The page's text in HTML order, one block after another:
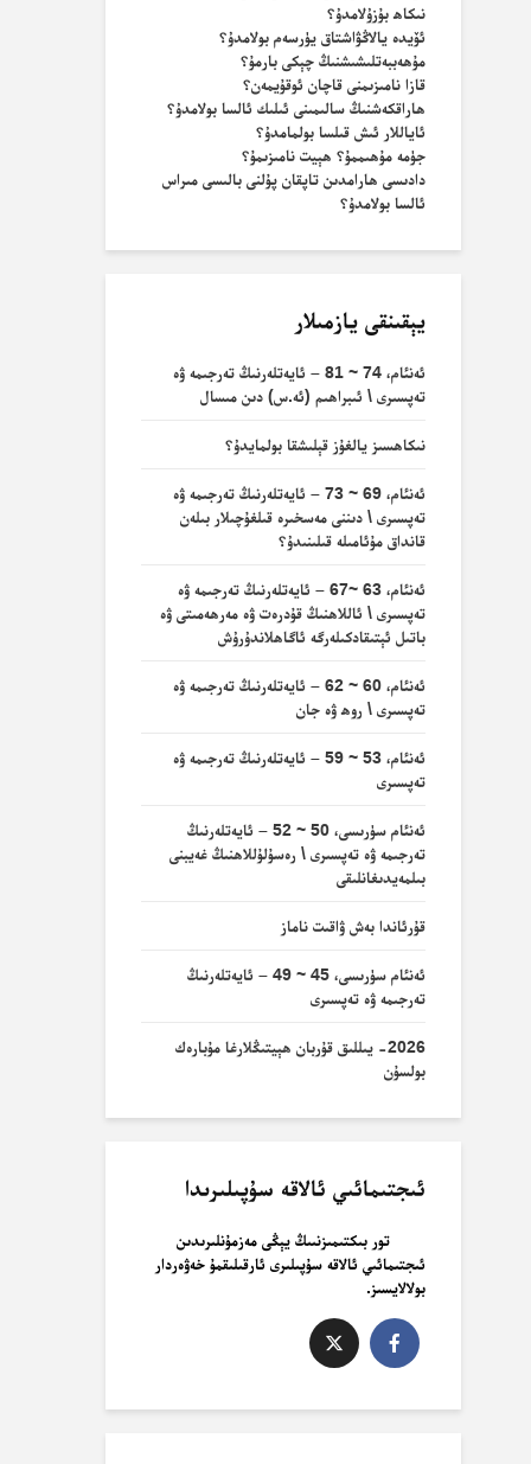
نىكاھ بۇزۇلامدۇ؟
ئۆيدە يالاڭۋاشتاق يۈرسەم بولامدۇ؟
مۇھەببەتلىشىشنىڭ چېكى بارمۇ؟
قازا نامىزىمنى قاچان ئوقۇيمەن؟
ھاراقكەشنىڭ سالىمىنى ئىلىك ئالسا بولامدۇ؟
ئاياللار ئىش قىلسا بولمامدۇ؟
جۈمە مۇھىممۇ؟ ھېيت نامىزىمۇ؟
دادىسى ھارامدىن تاپقان پۇلنى بالىسى مىراس
ئالسا بولامدۇ؟
يېقىنقى يازمىلار
ئەنئام، 74 ~ 81 – ئايەتلەرنىڭ تەرجىمە ۋە
تەپسىرى \ ئىبراھىم (ئە.س) دىن مىسال
نىكاھسىز يالغۇز قېلىشقا بولمايدۇ؟
ئەنئام، 69 ~ 73 – ئايەتلەرنىڭ تەرجىمە ۋە
تەپسىرى \ دىننى مەسخىرە قىلغۇچىلار بىلەن
قانداق مۇئامىلە قىلىنىدۇ؟
ئەنئام، 63 ~67 – ئايەتلەرنىڭ تەرجىمە ۋە
تەپسىرى \ ئاللاھنىڭ قۇدرەت ۋە مەرھەمىتى ۋە
باتىل ئېتىقادكىلەرگە ئاگاھلاندۇرۇش
ئەنئام، 60 ~ 62 – ئايەتلەرنىڭ تەرجىمە ۋە
تەپسىرى \ روھ ۋە جان
ئەنئام، 53 ~ 59 – ئايەتلەرنىڭ تەرجىمە ۋە
تەپسىرى
ئەنئام سۈرىسى، 50 ~ 52 – ئايەتلەرنىڭ
تەرجىمە ۋە تەپسىرى \ رەسۇلۇللاھنىڭ غەيبنى
بىلمەيدىغانلىقى
قۇرئاندا بەش ۋاقىت ناماز
ئەنئام سۈرىسى، 45 ~ 49 – ئايەتلەرنىڭ
تەرجىمە ۋە تەپسىرى
2026- يىللىق قۇربان ھېيتىڭلارغا مۇبارەك
بولسۇن
ئىجتىمائىي ئالاقە سۇپىلىرىدا
تور بىكتىمىزنىىڭ يېڭى مەزمۇنلىرىدىن
ئىجتىمائىي ئالاقە سۇپىلىرى ئارقىلىقمۇ خەۋەردار
بولالايسىز.